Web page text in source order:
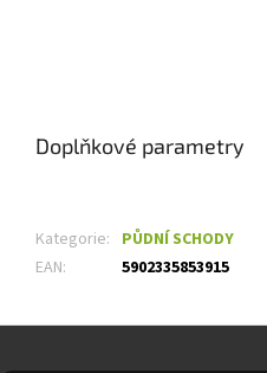
Doplňkové parametry
Kategorie: PŮDNÍ SCHODY
EAN: 5902335853915